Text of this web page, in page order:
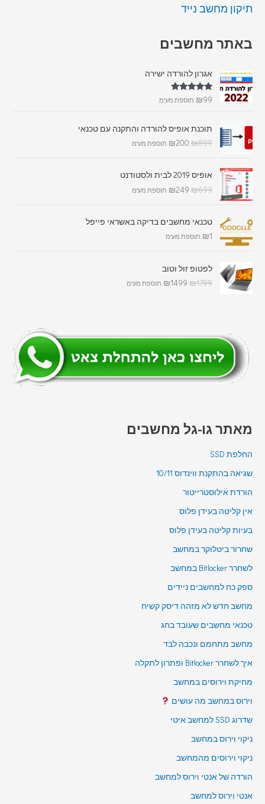
תיקון מחשב נייד
באתר מחשבים
אגרון להורדה ישירה
דורג 5.00 ₪99 תוספת מע"מ
תוכנת אופיס להורדה והתקנה עם טכנאי
₪899
₪200 תוספת מע"מ
אופיס 2019 לבית ולסטודנט
₪699
₪249 תוספת מע"מ
טכנאי מחשבים בדיקה באשראי פייפל
₪1 תוספת מע"מ
לפטופ זול וטוב
₪1799
₪1499 תוספת מע"מ
מאתר גו-גל מחשבים
החלפת SSD
שגיאה בהתקנת ווינדוס 10/11
הורדת אילוסטרייטור
אין קליטה בעידן פלוס
בעיות קליטה בעידן פלוס
שחרור ביטלוקר במחשב
לשחרר Bitlocker במחשב
ספק כח למחשבים ניידים
מחשב חדש לא מזהה דיסק קשיח
טכנאי מחשבים שעובד בחג
מחשב מתחמם ונכבה לבד
איך לשחרר Bitlocker ופתרון לתקלה
מחיקת וירוסים במחשב
וירוס במחשב מה עושים
שדרוג SSD למחשב איטי
ניקוי וירוס במחשב
ניקוי וירוסים מהמחשב
הורדה של אנטי וירוס למחשב
אנטי וירוס למחשב